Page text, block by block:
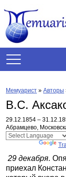
Мемуарист » Авторы
В.С.
29.12.1854 –
Абрамцево,
29 декабря.
приехал